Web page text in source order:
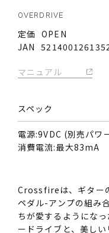
OVERDRIVE
定価
OPEN
JAN
マニュアル
スペック
電源:9VDC (別売パワ
消費電流:最大83mA
Crossfireは、ギター
ペダル-アンプの組み
ちが愛するようにな
ードライブと、美し